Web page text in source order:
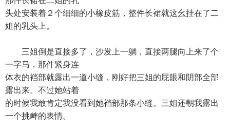
头处安装着２个细细的小橡皮筋，整件长裙就这幺挂在了二
姐的乳头上。
三姐倒是直接多了，沙发上一躺，直接两腿向上来了个
一字马，那件紧身连
体衣的裆部就露出一道小缝，刚好把三姐的屁眼和阴部全部
露出来。不过她站着
的时候我敢肯定我没看到她裆部那条小缝。三姐还朝我露出
一个挑衅的表情。